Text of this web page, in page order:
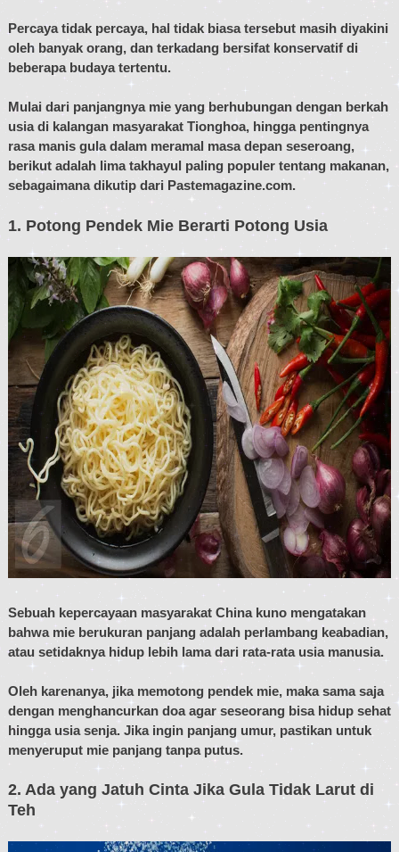
Percaya tidak percaya, hal tidak biasa tersebut masih diyakini
oleh banyak orang, dan terkadang bersifat konservatif di
beberapa budaya tertentu.
Mulai dari panjangnya mie yang berhubungan dengan berkah
usia di kalangan masyarakat Tionghoa, hingga pentingnya
rasa manis gula dalam meramal masa depan seseroang,
berikut adalah lima takhayul paling populer tentang makanan,
sebagaimana dikutip dari Pastemagazine.com.
1. Potong Pendek Mie Berarti Potong Usia
Sebuah kepercayaan masyarakat China kuno mengatakan
bahwa mie berukuran panjang adalah perlambang keabadian,
atau setidaknya hidup lebih lama dari rata-rata usia manusia.
Oleh karenanya, jika memotong pendek mie, maka sama saja
dengan menghancurkan doa agar seseorang bisa hidup sehat
hingga usia senja. Jika ingin panjang umur, pastikan untuk
menyeruput mie panjang tanpa putus.
2. Ada yang Jatuh Cinta Jika Gula Tidak Larut di
Teh